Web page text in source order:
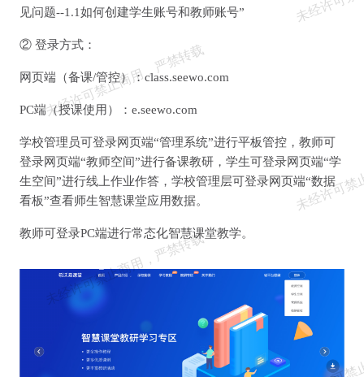
见问题--1.1如何创建学生账号和教师账号”
② 登录方式：
网页端（备课/管控）：class.seewo.com
PC端（授课使用）：e.seewo.com
学校管理员可登录网页端“管理系统”进行平板管控，教师可
登录网页端“教师空间”进行备课教研，学生可登录网页端“学
生空间”进行线上作业作答，学校管理层可登录网页端“数据
看板”查看师生智慧课堂应用数据。
教师可登录PC端进行常态化智慧课堂教学。